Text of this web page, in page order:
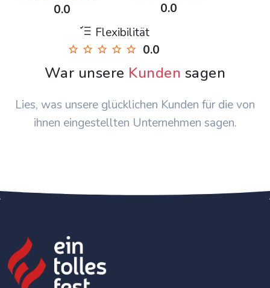
0.0
0.0
Flexibilität
0.0
War unsere Kunden sagen
Lies, was unsere glücklichen Kunden für die von
ihnen eingestellten Unternehmen sagen.